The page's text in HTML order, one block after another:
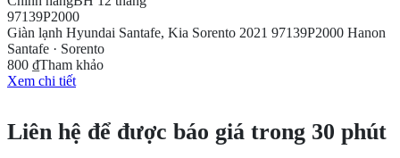
97139P2000
Giàn lạnh Hyundai Santafe, Kia Sorento 2021 97139P2000 Hanon
Santafe · Sorento
800 ₫Tham khảo
Xem chi tiết
Liên hệ để được báo giá trong 30 phút